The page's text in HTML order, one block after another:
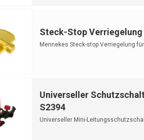
Steck-Stop Verriegelung
Mennekes Steck-stop Verriegelung
Universeller
S2394
Universeller Mini-